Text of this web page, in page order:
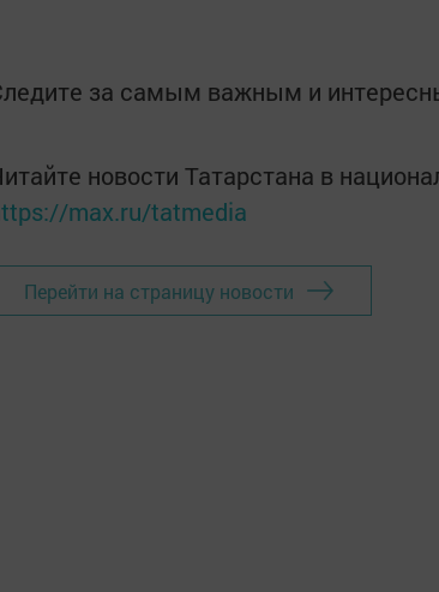
за самым важным и
новости Татарстана в
max.ru/tatmedia
Перейти на страницу новости